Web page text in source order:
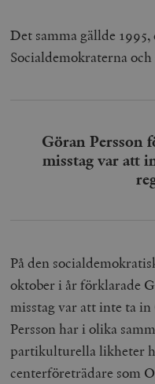
Det samma gällde
Socialdemokraterna
Göran Persson
misstag var att
På den
oktober i år förklarade
misstag var att inte ta
Persson har i olika
partikulturella likheter
centerföreträdare som